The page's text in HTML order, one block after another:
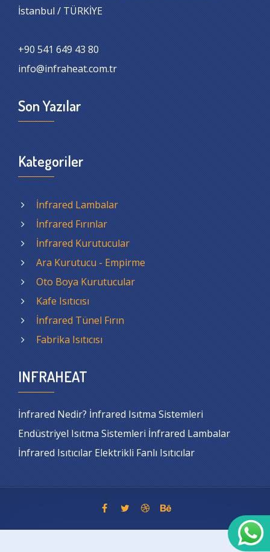
İstanbul / TÜRKİYE
+90 541 649 43 80
info@infraheat.com.tr
Son Yazılar
Kategoriler
İnfrared Lambalar
İnfrared Fırınlar
İnfrared Kurutucular
Ara Kurutucu - Empirme
Oto Boya Kurutucular
Kafe Isıtıcısı
İnfrared Tünel Fırın
Fabrika Isıtıcısı
INFRAHEAT
İnfrared Nedir? İnfrared Isıtma Sistemleri
Endüstriyel Isıtma Sistemleri İnfrared Lambalar
İnfrared Isıtıcılar Elektrikli Fanlı Isıtıcılar